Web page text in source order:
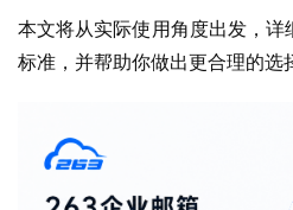
本文将从实际使用角度出发，
标准，并帮助你做出更合理的选